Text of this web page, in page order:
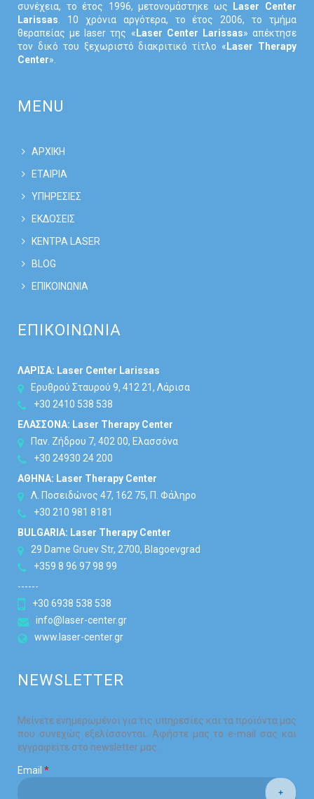
συνέχεια, το έτος 1996, μετονομάστηκε ως
Laser Center
Larissas. 10 χρόνια αργότερα, το έτος 2006, το τμήμα
θεραπείας με laser της « Laser Center Larissas» απέκτησε
τον δικό του ξεχωριστό διακριτικό τίτλο « Laser Therapy
Center».
MENU
ΑΡΧΙΚΗ
ΕΤΑΙΡΙΑ
ΥΠΗΡΕΣΙΕΣ
ΕΚΔΟΣΕΙΣ
ΚΕΝΤΡΑ LASER
BLOG
ΕΠΙΚΟΙΝΩΝΙΑ
ΕΠΙΚΟΙΝΩΝΙΑ
ΛΑΡΙΣΑ: Laser Center Larissas
Ερυθρού Σταυρού 9, 412 21, Λάρισα
+30 2410 538 538
ΕΛΑΣΣΟΝΑ: Laser Therapy Center
Παν. Ζήδρου 7, 402 00, Ελασσόνα
+30 24930 24 200
ΑΘΗΝΑ: Laser Therapy Center
Λ. Ποσειδώνος 47, 162 75, Π. Φάληρο
+30 210 981 8181
BULGARIA: Laser Therapy Center
29 Dame Gruev Str, 2700, Blagoevgrad
+359 8 96 97 98 99
------
+30 6938 538 538
info@laser-center.gr
www.laser-center.gr
NEWSLETTER
Μείνετε ενημερωμένοι για τις υπηρεσίες και τα προϊόντα μας
που συνεχώς εξελίσσονται. Αφήστε μας το e-mail σας και
εγγραφείτε στο newsletter μας.
Email *